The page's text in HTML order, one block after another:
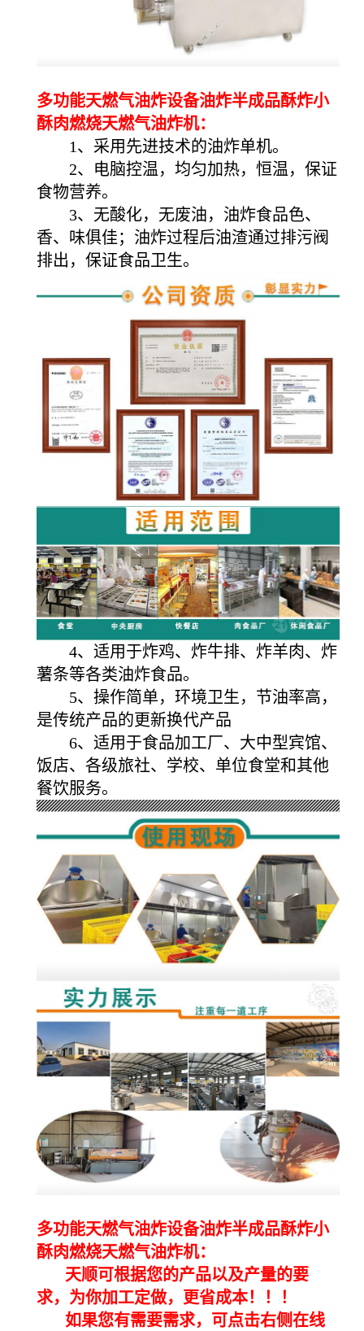
多功能天燃气油炸设备油炸半成品酥炸小
酥肉燃烧天燃气油炸机：
1、采用先进技术的油炸单机。
2、电脑控温，均匀加热，恒温，保证
食物营养。
3、无酸化，无废油，油炸食品色、
香、味俱佳；油炸过程后油渣通过排污阀
排出，保证食品卫生。
4、适用于炸鸡、炸牛排、炸羊肉、炸
薯条等各类油炸食品。
5、操作简单，环境卫生，节油率高，
是传统产品的更新换代产品
6、适用于食品加工厂、大中型宾馆、
饭店、各级旅社、学校、单位食堂和其他
餐饮服务。
多功能天燃气油炸设备油炸半成品酥炸小
酥肉燃烧天燃气油炸机：
天顺可根据您的产品以及产量的要
求，为你加工定做，更省成本！！！
如果您有需要需求，可点击右侧在线